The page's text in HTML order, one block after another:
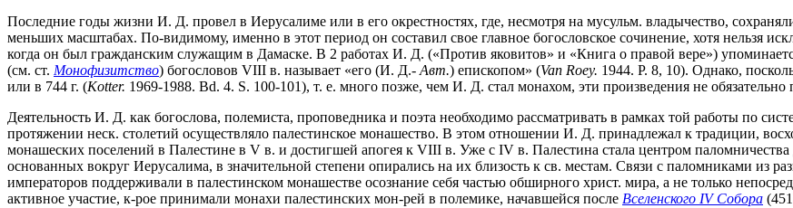
Последние годы жизни И. Д. провел в Иерусалиме или в его окрестностях, где, несмотря на мусульм. владычество,
меньших масштабах. По-видимому, именно в этот период он составил свое главное богословское сочинение, хотя нельзя
когда он был гражданским служащим в Дамаске. В 2 работах И. Д. («Против яковитов» и «Книга о правой вере»)
(см. ст. Монофизитство) богословов VIII в. называет «его (И. Д.- Авт.) епископом» (Van Roey. 1944. P. 8, 10). Однако,
или в 744 г. (Kotter. 1969-1988. Bd. 4. S. 100-101), т. е. много позже, чем И. Д. стал монахом, эти произведения не обязательно
Деятельность И. Д. как богослова, полемиста, проповедника и поэта необходимо рассматривать в рамках той работы по
протяжении неск. столетий осуществляло палестинское монашество. В этом отношении И. Д. принадлежал к традиции,
монашеских поселений в Палестине в V в. и достигшей апогея к VIII в. Уже с IV в. Палестина стала центром паломничества
основанных вокруг Иерусалима, в значительной степени опирались на их близость к св. местам. Связи с паломниками из
императоров поддерживали в палестинском монашестве осознание себя частью обширного христ. мира, а не только
активное участие, к-рое принимали монахи палестинских мон-рей в полемике, начавшейся после Вселенского IV Собора